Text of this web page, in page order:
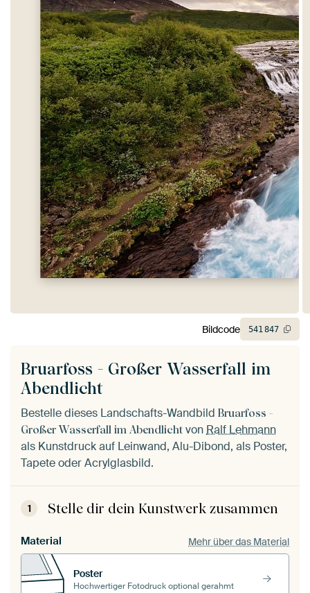
Bruarfoss - Großer Wasserfall im
Abendlicht
Bestelle dieses Landschafts-Wandbild Bruarfoss -
Großer Wasserfall im Abendlicht vonRalf Lehmann
als Kunstdruck auf Leinwand, Alu-Dibond, als Poster,
Tapete oder Acrylglasbild.
1 Stelle dir dein Kunstwerk zusammen
Material Mehr über das Material
Poster
Hochwertiger Fotodruck optional gerahmt
Bildcode 541847